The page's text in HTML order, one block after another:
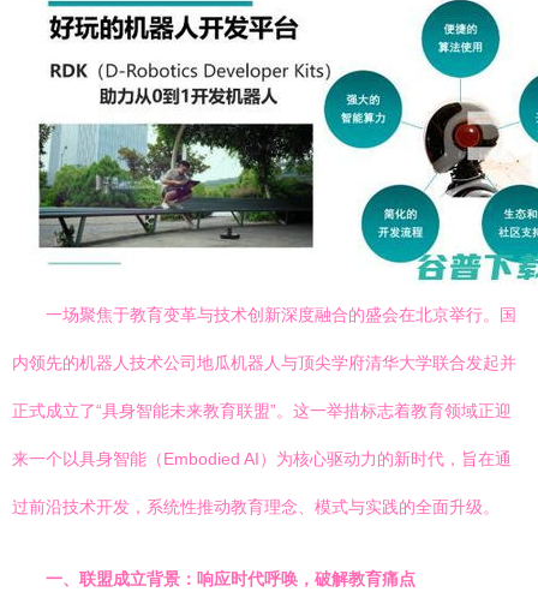
一场聚焦于教育变革与技术创新深度融合的盛会在北京举行。国
内领先的机器人技术公司地瓜机器人与顶尖学府清华大学联合发起并
正式成立了“具身智能未来教育联盟”。这一举措标志着教育领域正迎
来一个以具身智能（Embodied AI）为核心驱动力的新时代，旨在通
过前沿技术开发，系统性推动教育理念、模式与实践的全面升级。
一、联盟成立背景：响应时代呼唤，破解教育痛点